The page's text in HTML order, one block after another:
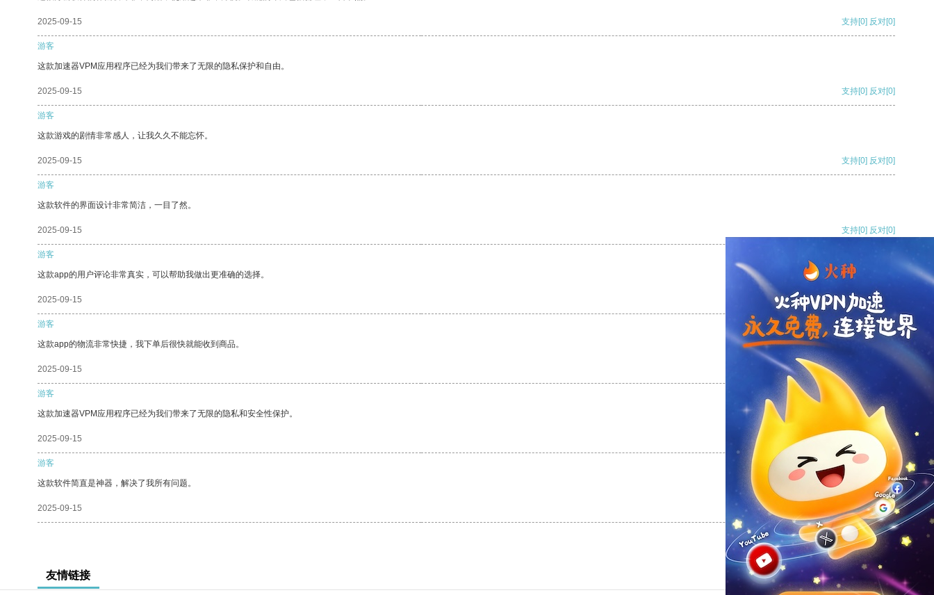
2025-09-15 支持[0] 反对[0]
游客
这款加速器VPM应用程序已经为我们带来了无限的隐私保护和自由。
2025-09-15 支持[0] 反对[0]
游客
这款游戏的剧情非常感人，让我久久不能忘怀。
2025-09-15 支持[0] 反对[0]
游客
这款软件的界面设计非常简洁，一目了然。
2025-09-15 支持[0] 反对[0]
游客
这款app的用户评论非常真实，可以帮助我做出更准确的选择。
2025-09-15 支持[0] 反对
游客
这款app的物流非常快捷，我下单后很快就能收到商品。
2025-09-15 支持
游客
这款加速器VPM应用程序已经为我们带来了无限的隐私和安全性保护。
2025-09-15 反对 [0]
游客
这款软件简直是神器，解决了我所有问题。
2025-09-15 支持[0] 反对[0]
友情链接